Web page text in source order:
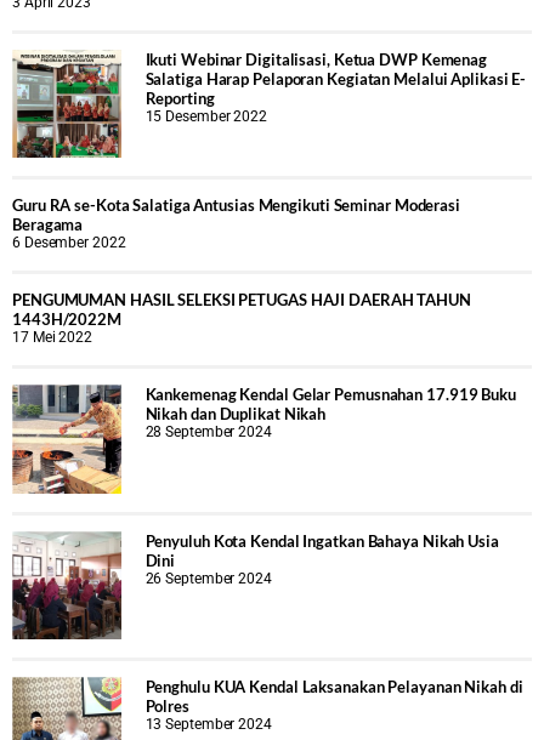
Ikuti Webinar Digitalisasi, Ketua DWP Kemenag
Salatiga Harap Pelaporan Kegiatan Melalui Aplikasi E-
Reporting
15 Desember 2022
Guru RA se-Kota Salatiga Antusias Mengikuti Seminar Moderasi
Beragama
6 Desember 2022
PENGUMUMAN HASIL SELEKSI PETUGAS HAJI DAERAH TAHUN
1443H/2022M
17 Mei 2022
Kankemenag Kendal Gelar Pemusnahan 17.919 Buku
Nikah dan Duplikat Nikah
28 September 2024
Penyuluh Kota Kendal Ingatkan Bahaya Nikah Usia
Dini
26 September 2024
Penghulu KUA Kendal Laksanakan Pelayanan Nikah di
Polres
13 September 2024